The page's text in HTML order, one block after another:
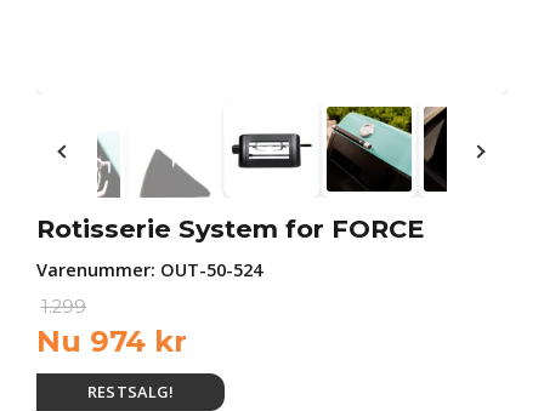
Rotisserie System for FORCE
Varenummer: OUT-50-524
1.299
Nu 974 kr
RESTSALG!